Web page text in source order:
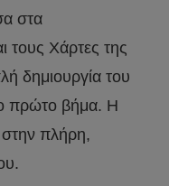
στα
τους Χάρτες της
δημιουργία του
πρώτο βήμα. Η
στην πλήρη,